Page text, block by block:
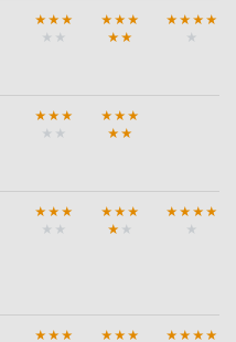
★ ★ ★
★ ★
★ ★ ★
★ ★
★ ★ ★ ★
★
★ ★ ★
★ ★
★ ★ ★
★ ★
★ ★ ★
★ ★
★ ★ ★
★ ★
★ ★ ★ ★
★
★ ★ ★
★ ★ ★
★ ★ ★ ★